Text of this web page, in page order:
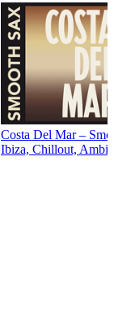
Costa Del Mar –
Ibiza, Chillout,